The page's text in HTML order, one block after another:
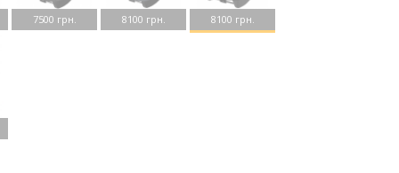
7500 грн. 8100 грн. 8100 грн.